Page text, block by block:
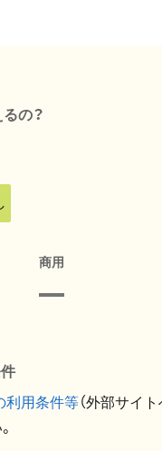
の？
商用
利用条件等（外部サイ